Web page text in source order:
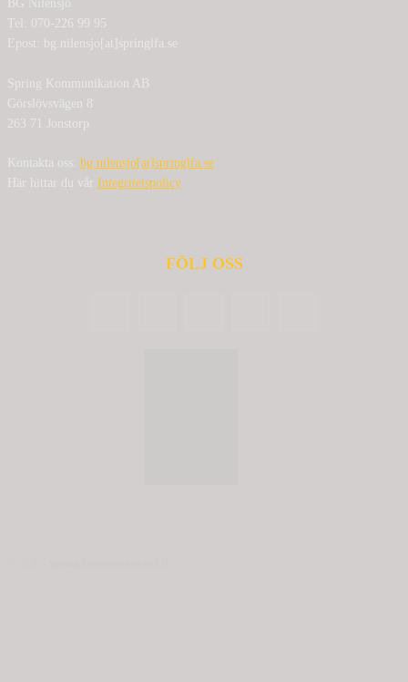
BG Nilensjö
Tel: 070-226 99 95
Epost: bg.nilensjo[at]springlfa.se
Spring Kommunikation AB
Görslövsvägen 8
263 71 Jonstorp
Kontakta oss: bg.nilensjo[at]springlfa.se
Här hittar du vår Integritetspolicy
FÖLJ OSS